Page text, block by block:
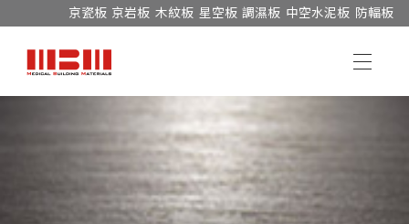
京瓷板 京岩板 木紋板 星空板 調濕板 中空水泥板 防輻板